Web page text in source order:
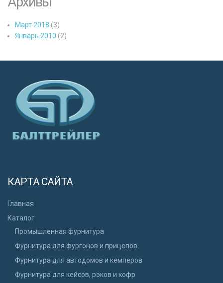
Март 2018 (3)
Январь 2010 (2)
КАРТА САЙТА
Главная
Каталог
Промышленная фурнитура
Фурнитура для фургонов и прицепов
Фурнитура для автодомов и кемперов
Фурнитура для кейсов, рэков и кофр